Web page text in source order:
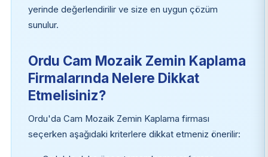
yerinde değerlendirilir ve size en uygun çözüm
sunulur.
Ordu Cam Mozaik Zemin Kaplama
Firmalarında Nelere Dikkat
Etmelisiniz?
Ordu'da Cam Mozaik Zemin Kaplama firması
seçerken aşağıdaki kriterlere dikkat etmeniz önerilir: